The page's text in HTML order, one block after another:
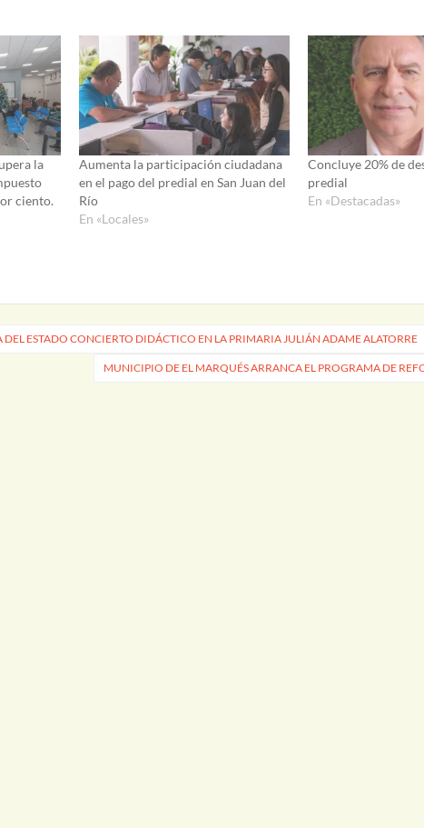
la
ciento.
Aumenta la participación ciudadana
en el pago del predial en San Juan del
Río
En «Locales»
Concluye 20% de
predial
En «Destacadas»
ESTADO CONCIERTO DIDÁCTICO EN LA PRIMARIA JULIÁN ADAME ALATORRE
MUNICIPIO DE EL MARQUÉS ARRANCA EL PROGRAMA DE